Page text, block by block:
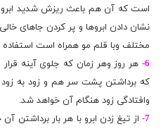
است که آن هم باعث ریزش شدید
نشان دادن ابروها و پر کردن جاهای
مختلف وبا قلم مو همراه است استفاده
6- هر روز وهر زمان که جلویآینه
که برداشتن پشت سر هم و زود به
وافتادگی زود هنگام آن خواهد شد.
7- از تیغ زدن ابرو با هر بار برداشتن